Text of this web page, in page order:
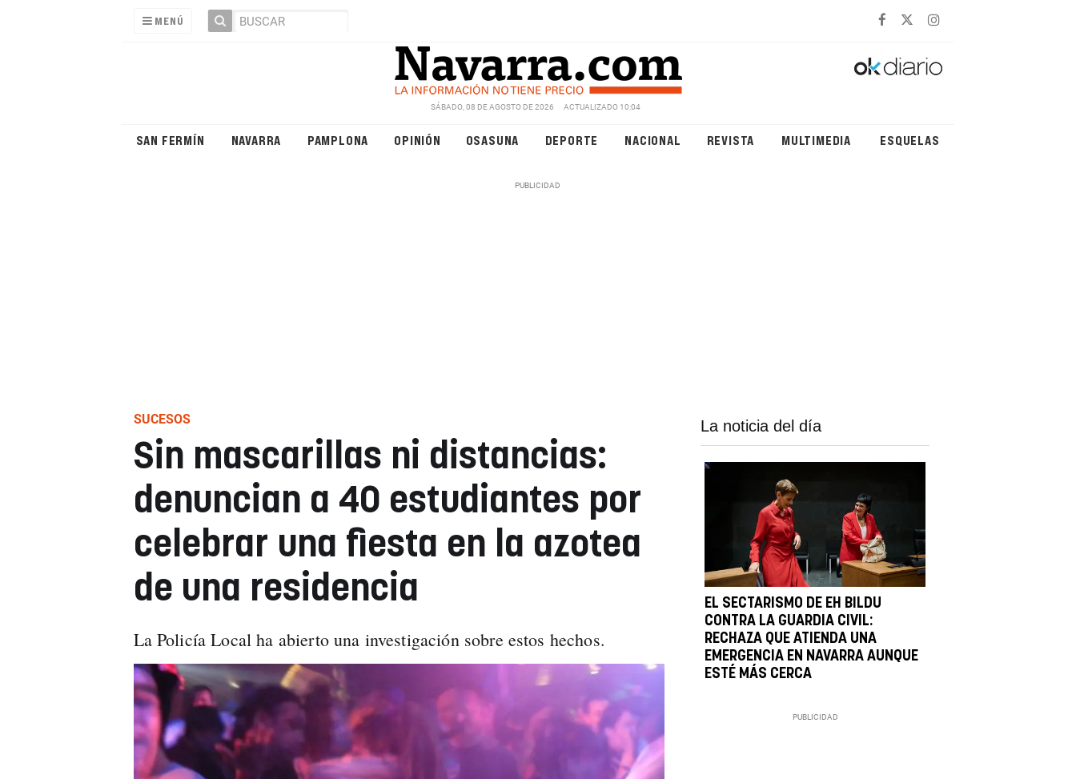
MENÚ
SÁBADO, 08 DE AGOSTO DE 2026 ACTUALIZADO 10:04
SAN FERMÍN NAVARRA PAMPLONA OPINIÓN OSASUNA DEPORTE NACIONAL REVISTA MULTIMEDIA ESQUELAS
SUCESOS
Sin mascarillas ni distancias:
denuncian a 40 estudiantes por
celebrar una fiesta en la azotea
de una residencia
La Policía Local ha abierto una investigación sobre estos hechos.
La noticia del día
EL SECTARISMO DE EH BILDU
CONTRA LA GUARDIA CIVIL:
RECHAZA QUE ATIENDA UNA
EMERGENCIA EN NAVARRA AUNQUE
ESTÉ MÁS CERCA